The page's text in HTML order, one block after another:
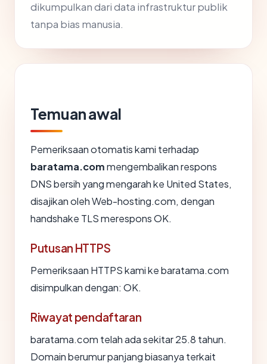
dikumpulkan dari data infrastruktur publik
tanpa bias manusia.
Temuan awal
Pemeriksaan otomatis kami terhadap
baratama.commengembalikan respons
DNS bersih yang mengarah ke United States,
disajikan oleh Web-hosting.com, dengan
handshake TLS merespons OK.
Putusan HTTPS
Pemeriksaan HTTPS kami ke baratama.com
disimpulkan dengan: OK.
Riwayat pendaftaran
baratama.com telah ada sekitar 25.8 tahun.
Domain berumur panjang biasanya terkait